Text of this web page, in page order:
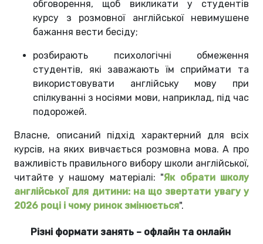
обговорення, щоб викликати у студентів
курсу з розмовної англійської невимушене
бажання вести бесіду;
розбирають психологічні обмеження
студентів, які заважають їм сприймати та
використовувати англійську мову при
спілкуванні з носіями мови, наприклад, під час
подорожей.
Власне, описаний підхід характерний для всіх
курсів, на яких вивчається розмовна мова. А про
важливість правильного вибору школи англійської,
читайте у нашому матеріалі: "Як обрати школу
англійської для дитини: на що звертати увагу у
2026 році і чому ринок змінюється".
Різні формати занять – офлайн та онлайн